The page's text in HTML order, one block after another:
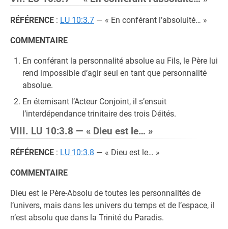
RÉFÉRENCE : LU 10:3.7 — « En conférant l’absoluité… »
COMMENTAIRE
En conférant la personnalité absolue au Fils, le Père lui
rend impossible d’agir seul en tant que personnalité
absolue.
En éternisant l’Acteur Conjoint, il s’ensuit
l’interdépendance trinitaire des trois Déités.
VIII. LU 10:3.8 — « Dieu est le… »
RÉFÉRENCE : LU 10:3.8 — « Dieu est le… »
COMMENTAIRE
Dieu est le Père-Absolu de toutes les personnalités de
l’univers, mais dans les univers du temps et de l’espace, il
n’est absolu que dans la Trinité du Paradis.